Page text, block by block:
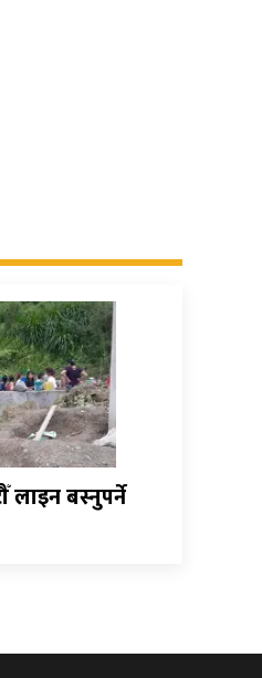
लाइन बस्नुपर्ने